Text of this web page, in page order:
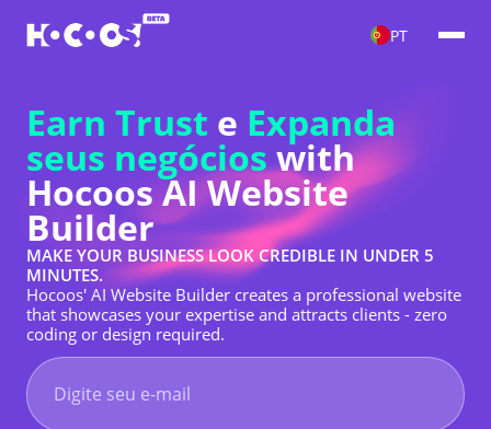
PT
Earn Trust e Expanda
seus negócioswith
Hocoos AI Website
Builder
MAKE YOUR BUSINESS LOOK CREDIBLE IN UNDER 5
MINUTES.
Hocoos' AI Website Builder creates a professional website
that showcases your expertise and attracts clients - zero
coding or design required.